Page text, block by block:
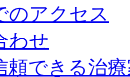
のアクセス
わせ
頼できる治